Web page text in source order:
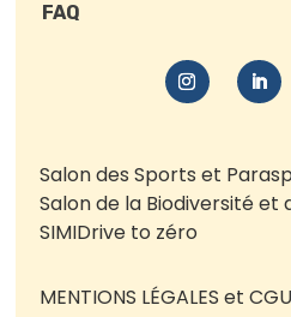
FAQ
Salon des Sports et
Salon de la Biodiversité et
SIMIDrive to zéro
MENTIONS LÉGALES et CGU